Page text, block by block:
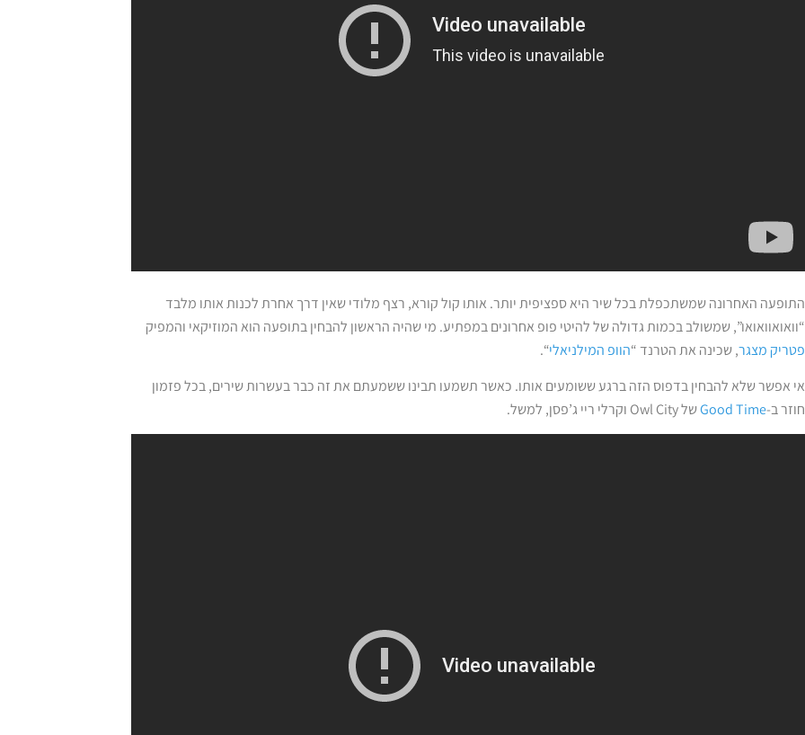
התופעה האחרונה שמשתכפלת בכל שיר היא ספציפית יותר. אותו קול קורא, רצף מלודי שאין דרך אחרת לכנות אותו מלבד
“וואואוואואו”, שמשולב בכמות גדולה של להיטי פופ אחרונים במפתיע. מי שהיה הראשון להבחין בתופעה הוא המוזיקאי והמפיק
פטריק מצגר, שכינה את הטרנד “הוופ המילניאלי“.
אי אפשר שלא להבחין בדפוס הזה ברגע ששומעים אותו. כאשר תשמעו תבינו ששמעתם את זה כבר בעשרות שירים, בכל פזמון
חוזר ב-Good Timeשל Owl City וקרלי ריי ג’פסן, למשל.